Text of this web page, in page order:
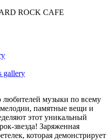
ROCK CAFE
gallery
музыки по всему
памятные вещи и
этот уникальный
звезда! Заряженная
которая демонстрирует